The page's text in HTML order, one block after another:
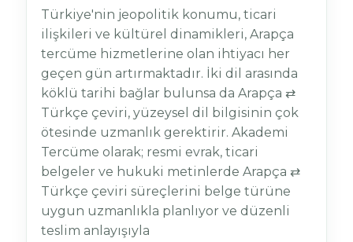
Türkiye'nin jeopolitik konumu, ticari
ilişkileri ve kültürel dinamikleri, Arapça
tercüme hizmetlerine olan ihtiyacı her
geçen gün artırmaktadır. İki dil arasında
köklü tarihi bağlar bulunsa da Arapça ⇄
Türkçe çeviri, yüzeysel dil bilgisinin çok
ötesinde uzmanlık gerektirir. Akademi
Tercüme olarak; resmi evrak, ticari
belgeler ve hukuki metinlerde Arapça ⇄
Türkçe çeviri süreçlerini belge türüne
uygun uzmanlıkla planlıyor ve düzenli
teslim anlayışıyla